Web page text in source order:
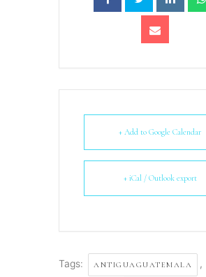
+ Add to Google Calendar
+ iCal / Outlook export
Tags: ANTIGUAGUATEMALA ,